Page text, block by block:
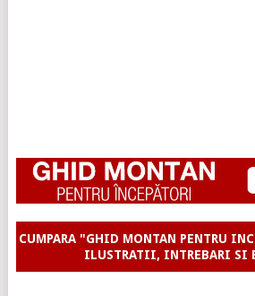
CUMPARA "GHID MONTAN PENTRU
ILUSTRATII, INTREBARI SI